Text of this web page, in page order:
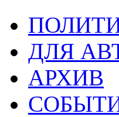
ДЛЯ
АРХИВ